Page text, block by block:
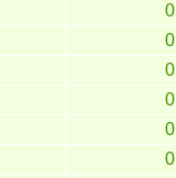
0
0
0
0
0
0